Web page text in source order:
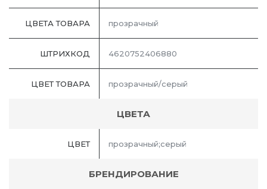
ЦВЕТА ТОВАРА прозрачный
ШТРИХКОД 4620752406880
ЦВЕТ ТОВАРА прозрачный/серый
ЦВЕТА
ЦВЕТ прозрачный;серый
БРЕНДИРОВАНИЕ